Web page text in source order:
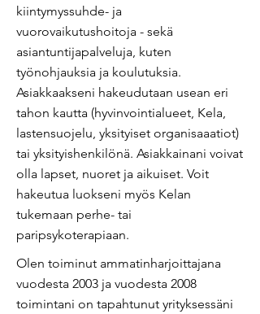
kiintymyssuhde- ja
vuorovaikutushoitoja - sekä
asiantuntijapalveluja, kuten
työnohjauksia ja koulutuksia.
Asiakkaakseni hakeudutaan usean eri
tahon kautta (hyvinvointialueet, Kela,
lastensuojelu, yksityiset organisaaatiot)
tai yksityishenkilönä. Asiakkainani voivat
olla lapset, nuoret ja aikuiset. Voit
hakeutua luokseni myös Kelan
tukemaan perhe- tai
paripsykoterapiaan.
Olen toiminut ammatinharjoittajana
vuodesta 2003 ja vuodesta 2008
toimintani on tapahtunut yrityksessäni